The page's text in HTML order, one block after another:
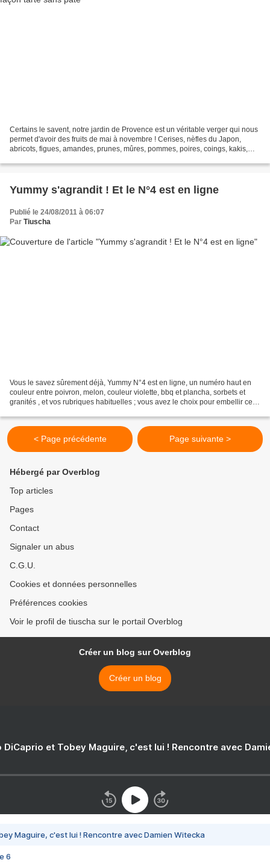
Certains le savent, notre jardin de Provence est un véritable verger qui nous
permet d'avoir des fruits de mai à novembre ! Cerises, nèfles du Japon,
abricots, figues, amandes, prunes, mûres, pommes, poires, coings, kakis,
Yummy s'agrandit ! Et le N°4 est en ligne
Publié le 24/08/2011 à 06:07
Par Tiuscha
Vous le savez sûrement déjà, Yummy N°4 est en ligne, un numéro haut en
couleur entre poivron, melon, couleur violette, bbq et plancha, sorbets et
granités , et vos rubriques habituelles ; vous avez le choix pour embellir cette
< Page précédente Page suivante >
Hébergé par Overblog
Top articles
Pages
Contact
Signaler un abus
C.G.U.
Cookies et données personnelles
Préférences cookies
Voir le profil de tiuscha sur le portail Overblog
Créer un blog sur Overblog
Créer un blog
DiCaprio et Tobey Maguire, c'est lui ! Rencontre avec
Maguire, c'est lui ! Rencontre avec Damien Witecka
6